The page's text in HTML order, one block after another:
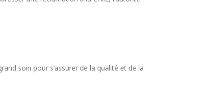
soin pour s’assurer de la qualité et de la